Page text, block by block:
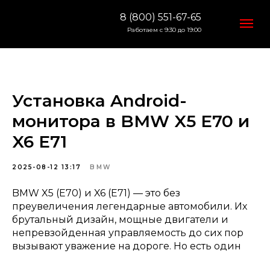
Работаем с 9:30 до 19:00
8 (800) 551-67-65
Установка Android-
монитора в BMW X5 E70 и
X6 E71
2025-08-12 13:17 BMW
BMW X5 (E70) и X6 (E71) — это без
преувеличения легендарные автомобили. Их
брутальный дизайн, мощные двигатели и
непревзойденная управляемость до сих пор
вызывают уважение на дороге. Но есть один